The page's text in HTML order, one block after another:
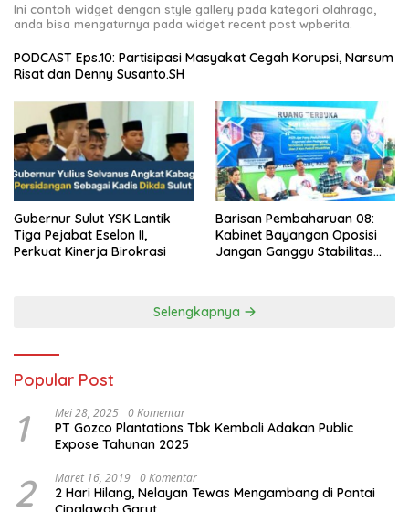
Ini contoh widget dengan style gallery pada kategori olahraga,
anda bisa mengaturnya pada widget recent post wpberita.
PODCAST Eps.10: Partisipasi Masyakat Cegah Korupsi, Narsum
Risat dan Denny Susanto.SH
Gubernur Sulut YSK Lantik
Tiga Pejabat Eselon II,
Perkuat Kinerja Birokrasi
Barisan Pembaharuan 08:
Kabinet Bayangan Oposisi
Jangan Ganggu Stabilitas
Selengkapnya
Popular Post
1 Mei 28, 2025 0 Komentar
PT Gozco Plantations Tbk Kembali Adakan Public
Expose Tahunan 2025
2 Maret 16, 2019 0 Komentar
2 Hari Hilang, Nelayan Tewas Mengambang di Pantai